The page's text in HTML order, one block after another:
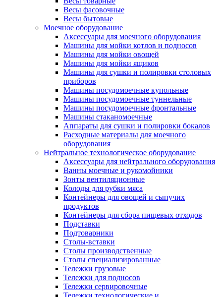
Весы фасовочные
Весы бытовые
Моечное оборудование
Аксессуары для моечного оборудования
Машины для мойки котлов и подносов
Машины для мойки овощей
Машины для мойки ящиков
Машины для сушки и полировки столовых
приборов
Машины посудомоечные купольные
Машины посудомоечные туннельные
Машины посудомоечные фронтальные
Машины стаканомоечные
Аппараты для сушки и полировки бокалов
Расходные материалы для моечного
оборудования
Нейтральное технологическое оборудование
Аксессуары для нейтрального оборудования
Ванны моечные и рукомойники
Зонты вентиляционные
Колоды для рубки мяса
Контейнеры для овощей и сыпучих
продуктов
Контейнеры для сбора пищевых отходов
Подставки
Подтоварники
Столы-вставки
Столы производственные
Столы специализированные
Тележки грузовые
Тележки для подносов
Тележки сервировочные
Тележки технологические и